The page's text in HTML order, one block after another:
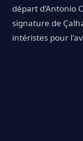
départ d’Antonio
signature de
intéristes pour